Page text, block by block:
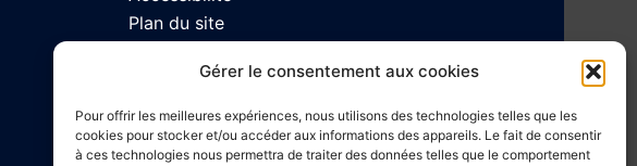
Gérer le consentement aux cookies
Pour offrir les meilleures expériences, nous utilisons des technologies telles que les
cookies pour stocker et/ou accéder aux informations des appareils. Le fait de consentir
à ces technologies nous permettra de traiter des données telles que le comportement
Plan du site
confidentialité